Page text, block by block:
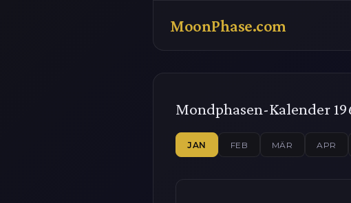
MoonPhase.com
Mondphasen-Kalender
JAN FEB MÄR APR